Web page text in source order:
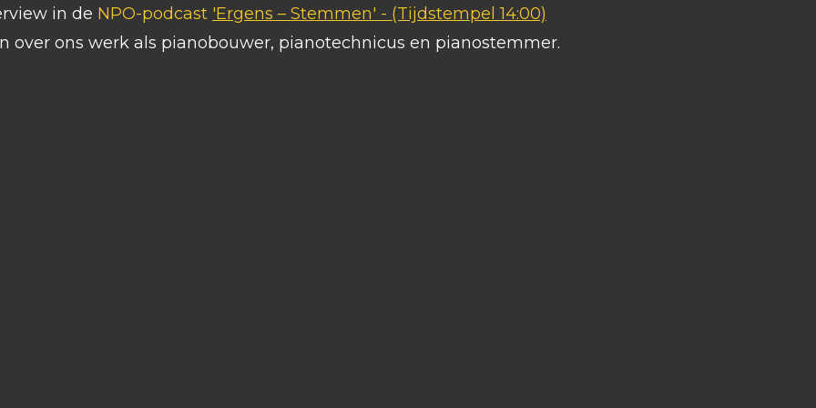
in de NPO-podcast 'Ergens – Stemmen' - (Tijdstempel 14:00)
over ons werk als pianobouwer, pianotechnicus en pianostemmer.